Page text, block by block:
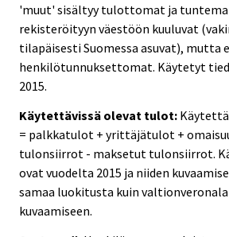
'muut' sisältyy tulottomat ja
rekisteröityyn väestöön kuuluvat
tilapäisesti Suomessa asuvat), mutta
henkilötunnuksettomat. Käytetyt
2015.
Käytettävissä olevat tulot:
= palkkatulot + yrittäjätulot +
tulonsiirrot - maksetut tulonsiirrot.
ovat vuodelta 2015 ja niiden
samaa luokitusta kuin
kuvaamiseen.